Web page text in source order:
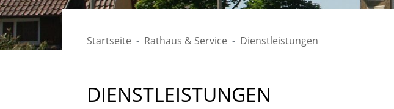
Startseite Rathaus & Service Dienstleistungen
DIENSTLEISTUNGEN